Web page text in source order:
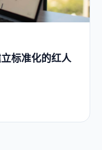
标准化的红人